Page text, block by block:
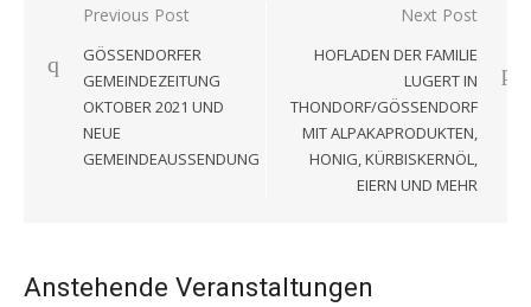
Beitragsnavigation
Previous Post
GÖSSENDORFER
GEMEINDEZEITUNG
OKTOBER 2021 UND
NEUE
GEMEINDEAUSSENDUNG
Next Post
HOFLADEN DER FAMILIE
LUGERT IN
THONDORF/GÖSSENDORF
MIT ALPAKAPRODUKTEN,
HONIG, KÜRBISKERNÖL,
EIERN UND MEHR
Anstehende Veranstaltungen